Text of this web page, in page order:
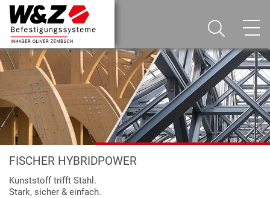
FISCHER HYBRIDPOWER
Kunststoff trifft Stahl.
Stark, sicher & einfach.